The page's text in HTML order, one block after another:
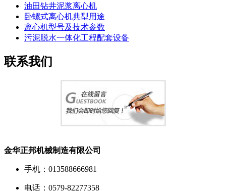
油田钻井泥浆离心机
卧螺式离心机典型用途
离心机型号及技术参数
污泥脱水一体化工程配套设备
联系我们
金华正邦机械制造有限公司
手机：013588666981
电话：0579-82277358